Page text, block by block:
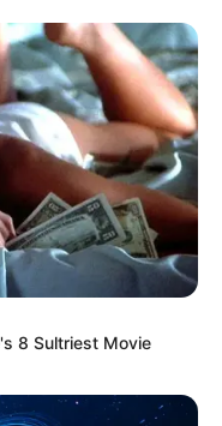
et Lola
dans
8 Sultriest Movie